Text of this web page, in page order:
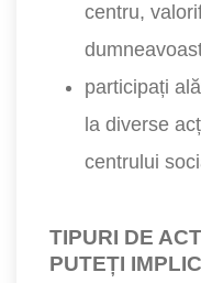
centru,
participați
la diverse
centrului
TIPURI DE
PUTEȚI